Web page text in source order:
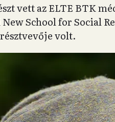
vett az ELTE BTK
School for Social
volt.